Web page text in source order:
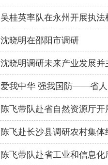
沈晓明在邵阳市调研
沈晓明调研未来产业发展
陈飞赴长沙县调研农村集